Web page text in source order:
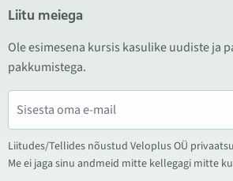
Liitu meiega
Ole esimesena kursis kasulike uudiste ja
pakkumistega.
Liitudes/Tellides nõustud Veloplus OÜ
Me ei jaga sinu andmeid mitte kellegagi mitte